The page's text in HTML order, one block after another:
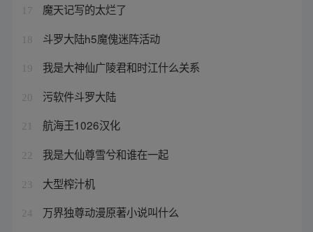
17 魔天记写的太烂了
18 斗罗大陆h5魔傀迷阵活动
19 我是大神仙广陵君和时江什么关系
20 污软件斗罗大陆
21 航海王1026汉化
22 我是大仙尊雪兮和谁在一起
23 大型榨汁机
24 万界独尊动漫原著小说叫什么